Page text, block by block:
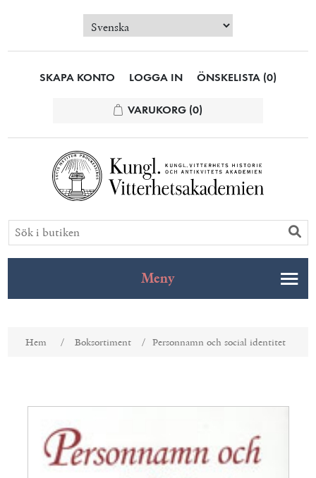
SKAPA KONTO LOGGA IN ÖNSKELISTA (0)
VARUKORG (0)
Meny
Hem / Boksortiment / Personnamn och social identitet